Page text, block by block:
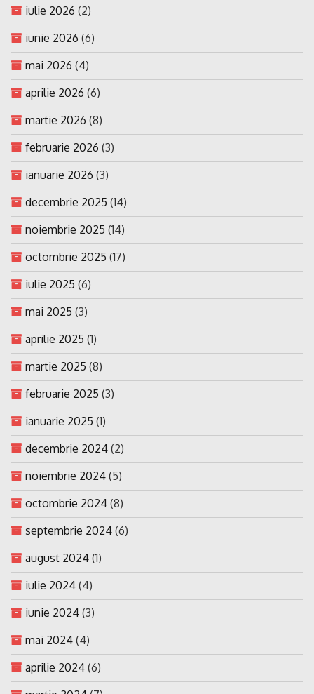
iulie 2026 (2)
iunie 2026 (6)
mai 2026 (4)
aprilie 2026 (6)
martie 2026 (8)
februarie 2026 (3)
ianuarie 2026 (3)
decembrie 2025 (14)
noiembrie 2025 (14)
octombrie 2025 (17)
iulie 2025 (6)
mai 2025 (3)
aprilie 2025 (1)
martie 2025 (8)
februarie 2025 (3)
ianuarie 2025 (1)
decembrie 2024 (2)
noiembrie 2024 (5)
octombrie 2024 (8)
septembrie 2024 (6)
august 2024 (1)
iulie 2024 (4)
iunie 2024 (3)
mai 2024 (4)
aprilie 2024 (6)